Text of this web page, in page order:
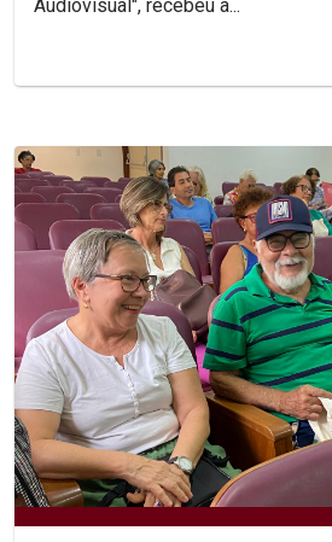
Audiovisual", recebeu a...